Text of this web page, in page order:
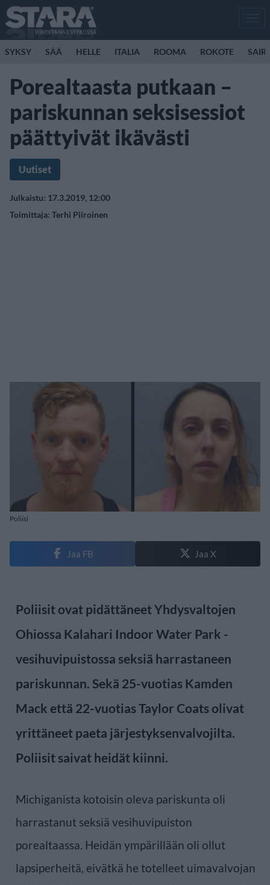
SYKSY SÄÄ HELLE ITALIA ROOMA ROKOTE
Porealtaasta putkaan –
pariskunnan seksisessiot
päättyivät ikävästi
Uutiset
Julkaistu: 17.3.2019, 12:00
Toimittaja: Terhi Piiroinen
Poliisi
Jaa FB Jaa X
Poliisit ovat pidättäneet Yhdysvaltojen
Ohiossa Kalahari Indoor Water Park -
vesihuvipuistossa seksiä harrastaneen
pariskunnan. Sekä 25-vuotias Kamden
Mack että 22-vuotias Taylor Coats olivat
yrittäneet paeta järjestyksenvalvojilta.
Poliisit saivat heidät kiinni.
Michiganista kotoisin oleva pariskunta oli
harrastanut seksiä vesihuvipuiston
porealtaassa. Heidän ympärillään oli ollut
lapsiperheitä, eivätkä he totelleet uimavalvojan